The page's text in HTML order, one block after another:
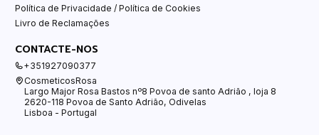
Política de Privacidade / Política de Cookies
Livro de Reclamações
CONTACTE-NOS
+351927090377
CosmeticosRosa
Largo Major Rosa Bastos nº8 Povoa de santo Adrião , loja 8
2620-118 Povoa de Santo Adrião, Odivelas
Lisboa - Portugal